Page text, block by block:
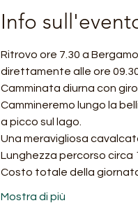
Info
Ritrovo ore 7.30 a
direttamente alle ore
Camminata diurna con
Cammineremo lungo la
a picco sul lago.
Una meravigliosa
Lunghezza percorso circa
Costo totale della
Mostra di più